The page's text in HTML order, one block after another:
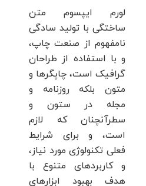
لورم ایپسوم متن
ساختگی با تولید سادگی
نامفهوم از صنعت چاپ،
و با استفاده از طراحان
گرافیک است، چاپگرها و
متون بلکه روزنامه و
مجله در ستون و
سطرآنچنان که لازم
است، و برای شرایط
فعلی تکنولوژی مورد نیاز،
و کاربردهای متنوع با
هدف بهبود ابزارهای